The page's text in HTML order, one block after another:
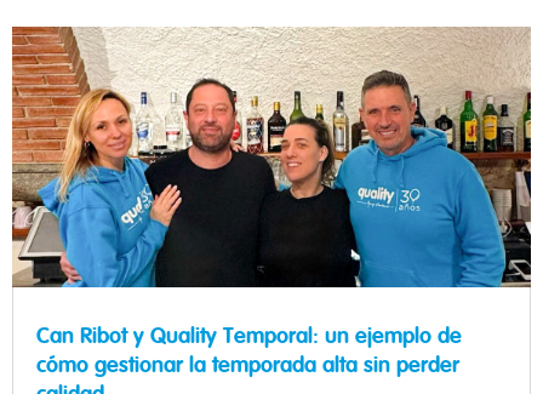
Can Ribot y Quality Temporal: un ejemplo de
cómo gestionar la temporada alta sin perder